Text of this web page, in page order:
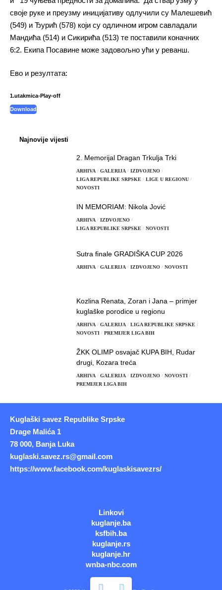
своје руке и преузму иницијативу одлучили су Малешевић
(549) и Ђурић (578) који су одличном игром савладали
Мандића (514) и Сикирића (513) те поставили коначних
6:2. Екипа Посавине може задовољно ући у реванш.
Ево и резултата:
1.utakmica-Play-off
Download
Najnovije vijesti
2. Memorijal Dragan Trkulja Trki
ARHIVA GALERIJA
IZDVOJENO
LIGA REPUBLIKE SRPSKE
LIGE U REGIONU
NOVOSTI
IN MEMORIAM: Nikola Jović
ARHIVA
IZDVOJENO
LIGA REPUBLIKE SRPSKE
NOVOSTI
Sutra finale GRADIŠKA CUP 2026
ARHIVA GALERIJA IZDVOJENO NOVOSTI
Kozlina Renata, Zoran i Jana – primjer
kuglaške porodice u regionu
ARHIVA GALERIJA
LIGA REPUBLIKE SRPSKE
NOVOSTI
PREMIJER LIGA BIH
ŽKK OLIMP osvajač KUPA BIH, Rudar
drugi, Kozara treća
ARHIVA GALERIJA IZDVOJENO
NOVOSTI
PREMIJER LIGA BIH
Kuglaški savez Republike Srpske
Drage Malića 1
78 000, Banja Luka
kuglaski.savez.rs@gmail.com
https://www.facebook.com/kuglaskisavezrs/
Linkovi
kuglanje.ba
ksfbih.ba
kuglanje.rs
kuglanje.hr
wnba-nbc.com